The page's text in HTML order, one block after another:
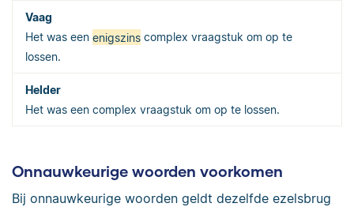
Het was een enigszins complex vraagstuk om op te
lossen.
Het was een complex vraagstuk om op te lossen.
Onnauwkeurige woorden voorkomen
Bij onnauwkeurige woorden geldt dezelfde ezelsbrug